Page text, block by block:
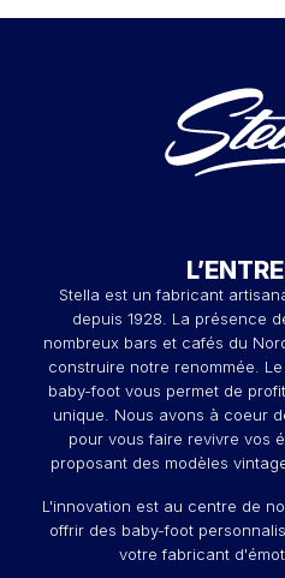
Stella est un fabricant
depuis 1928. La présence
nombreux bars et cafés du
construire notre renommée.
baby-foot vous permet de
unique. Nous avons à coeur
pour vous faire revivre vos
proposant des modèles
L'innovation est au centre de
offrir des baby-foot
votre fabricant